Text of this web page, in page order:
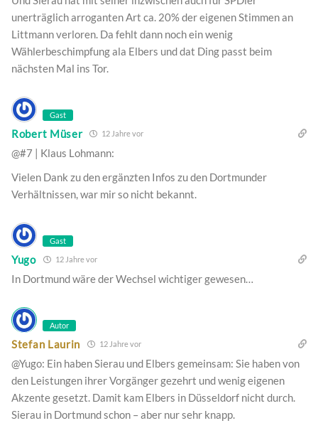
unerträglich arroganten Art ca. 20% der eigenen Stimmen an
Littmann verloren. Da fehlt dann noch ein wenig
Wählerbeschimpfung ala Elbers und dat Ding passt beim
nächsten Mal ins Tor.
Gast
Robert Müser 12 Jahre vor
@#7 | Klaus Lohmann:
Vielen Dank zu den ergänzten Infos zu den Dortmunder
Verhältnissen, war mir so nicht bekannt.
Gast
Yugo 12 Jahre vor
In Dortmund wäre der Wechsel wichtiger gewesen…
Autor
Stefan Laurin 12 Jahre vor
@Yugo: Ein haben Sierau und Elbers gemeinsam: Sie haben von
den Leistungen ihrer Vorgänger gezehrt und wenig eigenen
Akzente gesetzt. Damit kam Elbers in Düsseldorf nicht durch.
Sierau in Dortmund schon – aber nur sehr knapp.